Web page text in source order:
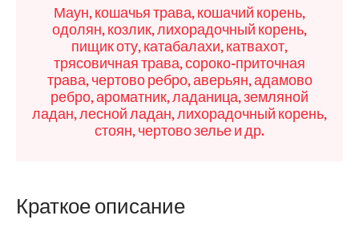
Маун, кошачья трава, кошачий корень,
одолян, козлик, лихорадочный корень,
пищик оту, катабалахи, катвахот,
трясовичная трава, сороко-приточная
трава, чертово ребро, аверьян, адамово
ребро, ароматник, ладаница, земляной
ладан, лесной ладан, лихорадочный корень,
стоян, чертово зелье и др.
Краткое описание